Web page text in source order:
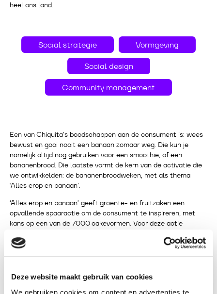
Deze website maakt gebruik van cookies
We gebruiken cookies om content en advertenties te
heel ons land.
Social strategie Vormgeving
Social design
Community management
Een van Chiquita’s boodschappen aan de consument is: wees
bewust en gooi nooit een banaan zomaar weg. Die kun je
namelijk altijd nog gebruiken voor een smoothie, of een
bananenbrood. Die laatste vormt de kern van de activatie die
we ontwikkelden: de bananenbroodweken, met als thema
‘Alles erop en banaan’.
‘Alles erop en banaan’ geeft groente- en fruitzaken een
opvallende spaaractie om de consument te inspireren, met
kans op een van de 7000 cakevormen. Voor deze actie
winkelmaterialen in de bekende Chiquita-stijl om de activatie